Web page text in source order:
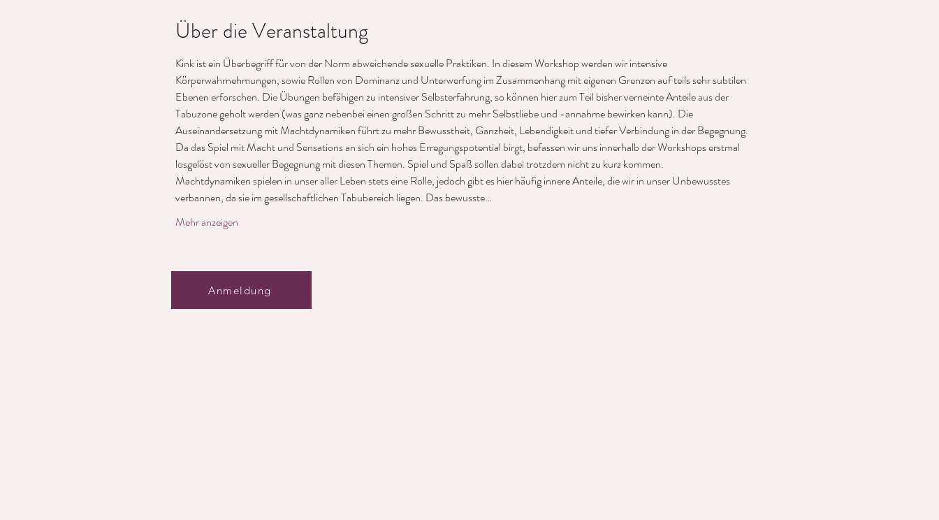
Über die Veranstaltung
Kink ist ein Überbegriff für von der Norm abweichende sexuelle Praktiken. In diesem Workshop werden wir intensive
Körperwahrnehmungen, sowie Rollen von Dominanz und Unterwerfung im Zusammenhang mit eigenen Grenzen auf teils sehr subtilen
Ebenen erforschen. Die Übungen befähigen zu intensiver Selbsterfahrung, so können hier zum Teil bisher verneinte Anteile aus der
Tabuzone geholt werden (was ganz nebenbei einen großen Schritt zu mehr Selbstliebe und -annahme bewirken kann). Die
Auseinandersetzung mit Machtdynamiken führt zu mehr Bewusstheit, Ganzheit, Lebendigkeit und tiefer Verbindung in der Begegnung.
Da das Spiel mit Macht und Sensations an sich ein hohes Erregungspotential birgt, befassen wir uns innerhalb der Workshops erstmal
losgelöst von sexueller Begegnung mit diesen Themen. Spiel und Spaß sollen dabei trotzdem nicht zu kurz kommen.
Machtdynamiken spielen in unser aller Leben stets eine Rolle, jedoch gibt es hier häufig innere Anteile, die wir in unser Unbewusstes
verbannen, da sie im gesellschaftlichen Tabubereich liegen. Das bewusste…
Mehr anzeigen
Anmeldung